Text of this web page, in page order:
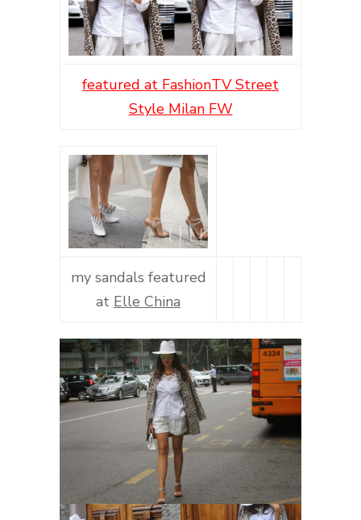
featured at FashionTV Street
Style Milan FW
my sandals featured
at Elle China